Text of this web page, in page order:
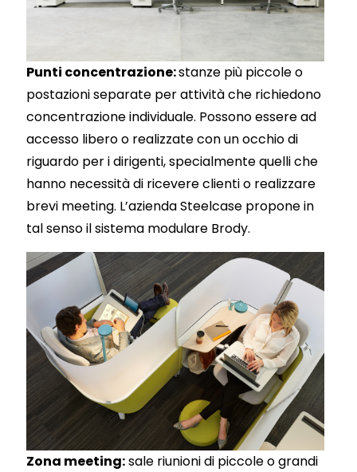
Punti concentrazione:stanze più piccole o
postazioni separate per attività che richiedono
concentrazione individuale. Possono essere ad
accesso libero o realizzate con un occhio di
riguardo per i dirigenti, specialmente quelli che
hanno necessità di ricevere clienti o realizzare
brevi meeting. L’azienda Steelcase propone in
tal senso il sistema modulare Brody.
Zona meeting:sale riunioni di piccole o grandi